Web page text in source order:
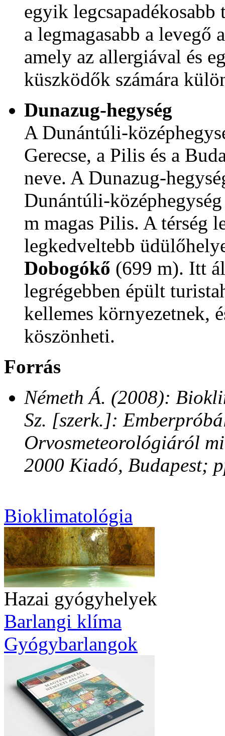
egyik legcsapadékosabb
a legmagasabb a levegő
amely az allergiával és
küszködők számára
Dunazug-hegység
A Dunántúli-
Gerecse, a Pilis és a
neve. A Dunazug-
Dunántúli-
m magas Pilis. A térség
legkedveltebb
Dobogókő (699 m). Itt
legrégebben épült
kellemes környezetnek,
köszönheti.
Forrás
Németh Á. (2008):
Sz. [szerk.]:
Orvosmeteorológiáról
2000 Kiadó, Budapest;
Bioklimatológia
Hazai gyógyhelyek
Barlangi klíma
Gyógybarlangok